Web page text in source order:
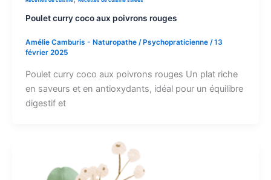
Poulet curry coco aux poivrons rouges
Amélie Camburis - Naturopathe / Psychopraticienne /13
février 2025
Poulet curry coco aux poivrons rouges Un plat riche
en saveurs et en antioxydants, idéal pour un équilibre
digestif et